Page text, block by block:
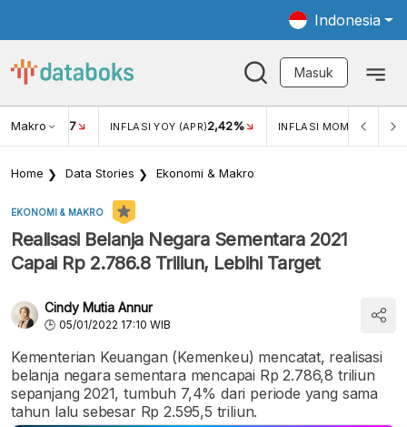
Indonesia
Masuk
Makro
USD/IDR 17 INFLASI YOY (APR)2,42% INFLASI MOM (APR)
Home Data Stories Ekonomi & Makro
EKONOMI & MAKRO
Realisasi Belanja Negara Sementara 2021
Capai Rp 2.786.8 Triliun, Lebihi Target
Cindy Mutia Annur
05/01/2022 17:10 WIB
Kementerian Keuangan (Kemenkeu) mencatat, realisasi
belanja negara sementara mencapai Rp 2.786,8 triliun
sepanjang 2021, tumbuh 7,4% dari periode yang sama
tahun lalu sebesar Rp 2.595,5 triliun.